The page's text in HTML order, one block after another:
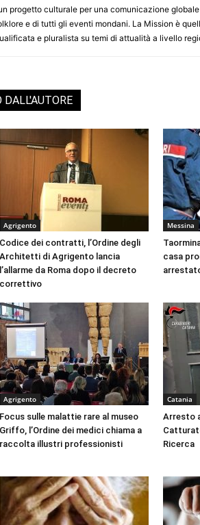
progetto culturale per una comunicazione
e di tutti gli eventi mondani. La Mission è
e pluralista su temi di attualità a livello
DALL'AUTORE
Agrigento
Codice dei contratti, l’Ordine degli
Architetti di Agrigento lancia
l’allarme da Roma dopo il decreto
correttivo
Messina
casa
Agrigento
Focus sulle malattie rare al museo
Griffo, l’Ordine dei medici chiama a
raccolta illustri professionisti
Catania
Arresto
Ricerca